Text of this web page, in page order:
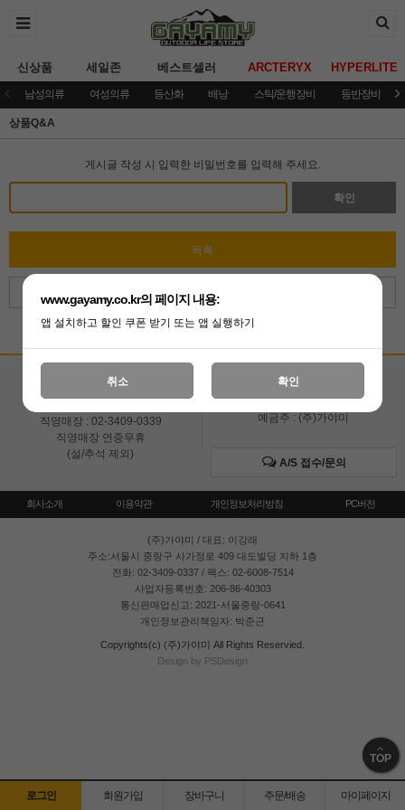
신상품 세일존 베스트셀러 ARCTERYX HYPERLITE
남성의류 여성의류 등산화 배낭 스틱/운행장비 등반장비
상품Q&A
게시글 작성 시 입력한 비밀번호를 입력해 주세요.
확인
목록
취소
고객상담센터
직영매장 : 02-3409-0339
직영매장 연중무휴
(설/추석 제외)
입금계좌안내
국민은행 051001-04-100255
예금주 : (주)가야미
A/S 접수/문의
회사소개 이용약관 개인정보처리방침 PC버전
(주)가야미 / 대표: 이강래
주소:서울시 중랑구 사가정로 409 대도빌딩 지하 1층
전화: 02-3409-0337 / 팩스: 02-6008-7514
사업자등록번호: 206-86-40303
통신판매업신고: 2021-서울중랑-0641
개인정보관리책임자: 박준근
Copyrights(c) (주)가야미 All Rights Reservied.
Design by PSDesign
TOP
로그인 회원가입 장바구니 주문/배송 마이페이지
www.gayamy.co.kr의 페이지 내용:
앱 설치하고 할인 쿠폰 받기 또는 앱 실행하기
취소 확인